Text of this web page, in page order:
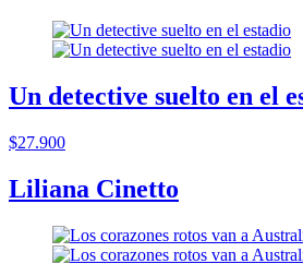
Un detective suelto en el
$27.900
Liliana Cinetto